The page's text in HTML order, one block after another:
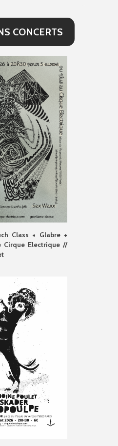
CONCERTS
Class + Glabre +
Cirque Electrique //